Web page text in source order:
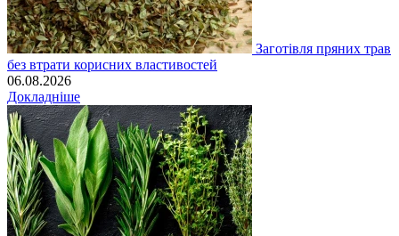
Заготівля пряних трав
без втрати корисних властивостей
06.08.2026
Докладніше